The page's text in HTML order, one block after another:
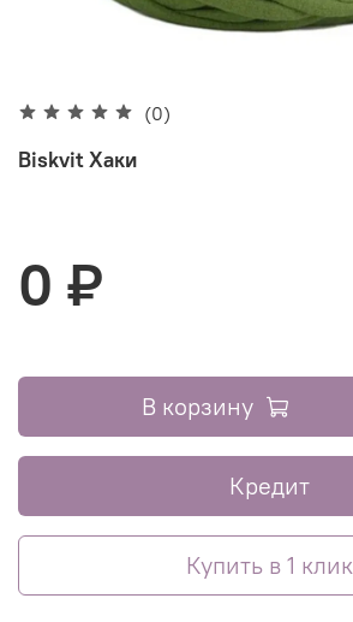
(0)
Biskvit Хаки
0 ₽
В корзину
Кредит
Купить в 1 клик